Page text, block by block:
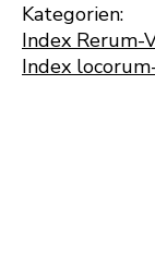
Kategorien:
Index Rerum-
Index